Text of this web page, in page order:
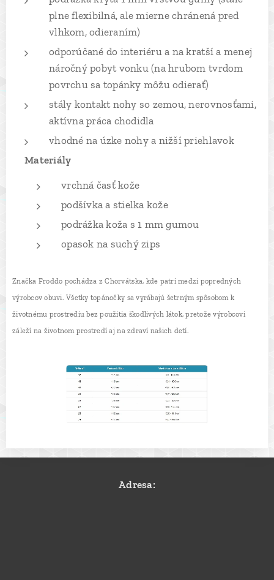
plne flexibilná, ale mierne chránená pred
vlhkom, odieraním)
odporúčané do interiéru a na kratší a menej
náročný pobyt vonku (na hrubom tvrdom
povrchu sa topánky môžu odierať)
stály kontakt nohy so zemou, nerovnosťami,
aktívna práca chodidla
vhodné na úzke nohy a nižší priehlavok
Materiály
vrchná časť kože
podšívka a stielka kože
podrážka koža s 1 mm gumou
opasok na suchý zips
Značka Froddo pochádza z Chorvátska, kde patrí medzi popredných
výrobcov obuvi. Všetky topánočky sa vyrábajú šetrným spôsobom k
životnému prostrediu bez použitia škodlivých látok, pretože výrobcovi
záleží na životnom prostredí aj na zdraví našich detí.
Adresa: